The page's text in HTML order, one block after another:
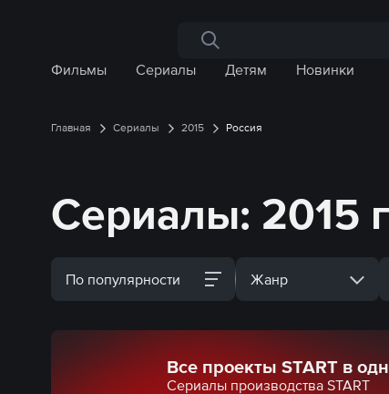
Поиск по сайту
Фильмы
Сериалы Детям Новинки
Главная Сериалы 2015 Россия
Сериалы: 2015
По популярности Жанр
Все проекты START в
Сериалы производства START